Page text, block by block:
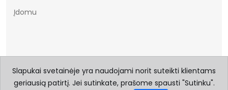
Įdomu
Slapukai svetainėje yra naudojami norit suteikti klientams
geriausią patirtį. Jei sutinkate, prašome spausti "Sutinku".